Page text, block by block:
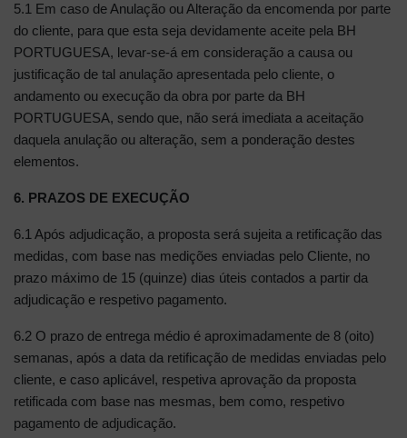
5.1 Em caso de Anulação ou Alteração da encomenda por parte
do cliente, para que esta seja devidamente aceite pela BH
PORTUGUESA, levar-se-á em consideração a causa ou
justificação de tal anulação apresentada pelo cliente, o
andamento ou execução da obra por parte da BH
PORTUGUESA, sendo que, não será imediata a aceitação
daquela anulação ou alteração, sem a ponderação destes
elementos.
6. PRAZOS DE EXECUÇÃO
6.1 Após adjudicação, a proposta será sujeita a retificação das
medidas, com base nas medições enviadas pelo Cliente, no
prazo máximo de 15 (quinze) dias úteis contados a partir da
adjudicação e respetivo pagamento.
6.2 O prazo de entrega médio é aproximadamente de 8 (oito)
semanas, após a data da retificação de medidas enviadas pelo
cliente, e caso aplicável, respetiva aprovação da proposta
retificada com base nas mesmas, bem como, respetivo
pagamento de adjudicação.